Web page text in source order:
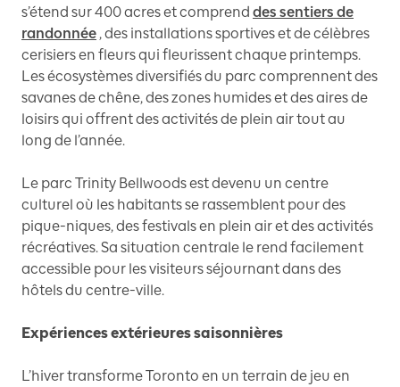
s’étend sur 400 acres et comprend des sentiers de
randonnée , des installations sportives et de célèbres
cerisiers en fleurs qui fleurissent chaque printemps.
Les écosystèmes diversifiés du parc comprennent des
savanes de chêne, des zones humides et des aires de
loisirs qui offrent des activités de plein air tout au
long de l’année.
Le parc Trinity Bellwoods est devenu un centre
culturel où les habitants se rassemblent pour des
pique-niques, des festivals en plein air et des activités
récréatives. Sa situation centrale le rend facilement
accessible pour les visiteurs séjournant dans des
hôtels du centre-ville.
Expériences extérieures saisonnières
L’hiver transforme Toronto en un terrain de jeu en